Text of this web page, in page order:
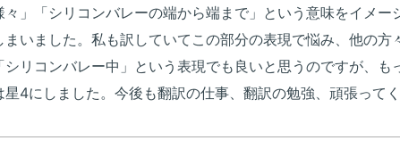
」「シリコンバレーの端から端まで」という意味をイメー
いました。私も訳していてこの部分の表現で悩み、他の方
リコンバレー中」という表現でも良いと思うのですが、も
4にしました。今後も翻訳の仕事、翻訳の勉強、頑張って